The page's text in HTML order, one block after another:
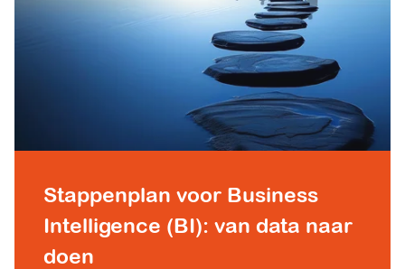
Stappenplan voor Business
Intelligence (BI): van data naar
doen